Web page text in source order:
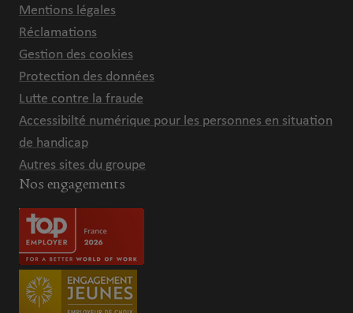
Mentions légales
Réclamations
Gestion des cookies
Protection des données
Lutte contre la fraude
Accessibilté numérique pour les personnes en situation
de handicap
Autres sites du groupe
Nos engagements